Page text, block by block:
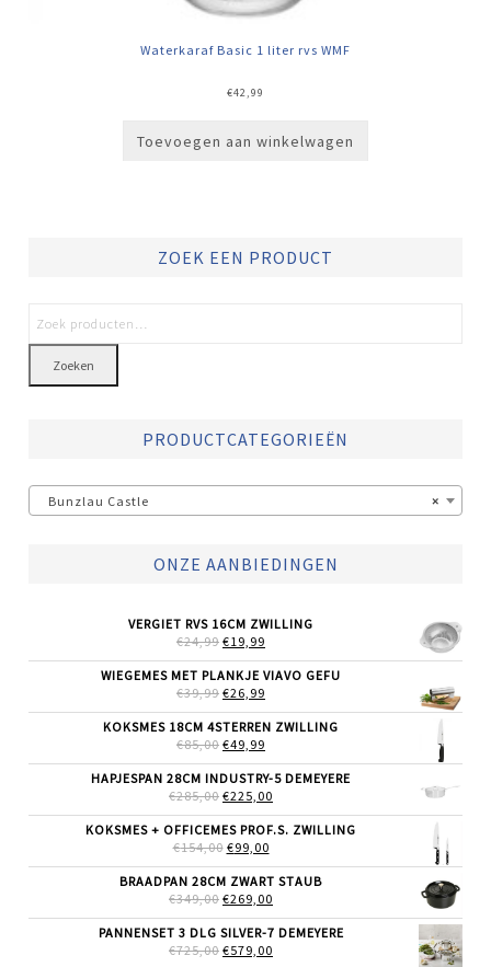
Waterkaraf Basic 1 liter rvs WMF
€42,99
Toevoegen aan winkelwagen
ZOEK EEN PRODUCT
Zoeken
PRODUCTCATEGORIEËN
×
Bunzlau Castle
ONZE AANBIEDINGEN
VERGIET RVS 16CM ZWILLING
€24,99 OORSPRONKELIJKE
WAS:
€24,99.
€19,99
IS:
WIEGEMES MET PLANKJE VIAVO GEFU
€39,99 OORSPRONKELIJKE
WAS:
€39,99.
€26,99
IS:
KOKSMES 18CM 4STERREN ZWILLING
€85,00 OORSPRONKELIJKE
WAS:
€85,00.
€49,99
IS:
€49,99.
HAPJESPAN 28CM INDUSTRY-5 DEMEYERE
€285,00 OORSPRONKELIJKE
WAS:
€285,00.
€225,00
IS:
KOKSMES + OFFICEMES PROF.S. ZWILLING
€154,00 OORSPRONKELIJKE
WAS:
€154,00.
€99,00HUIDIGE
IS:
€99,00.
BRAADPAN 28CM ZWART STAUB
€349,00 OORSPRONKELIJKE
WAS:
€349,00.
€269,00
IS:
PANNENSET 3 DLG SILVER-7 DEMEYERE
€725,00 OORSPRONKELIJKE
€579,00